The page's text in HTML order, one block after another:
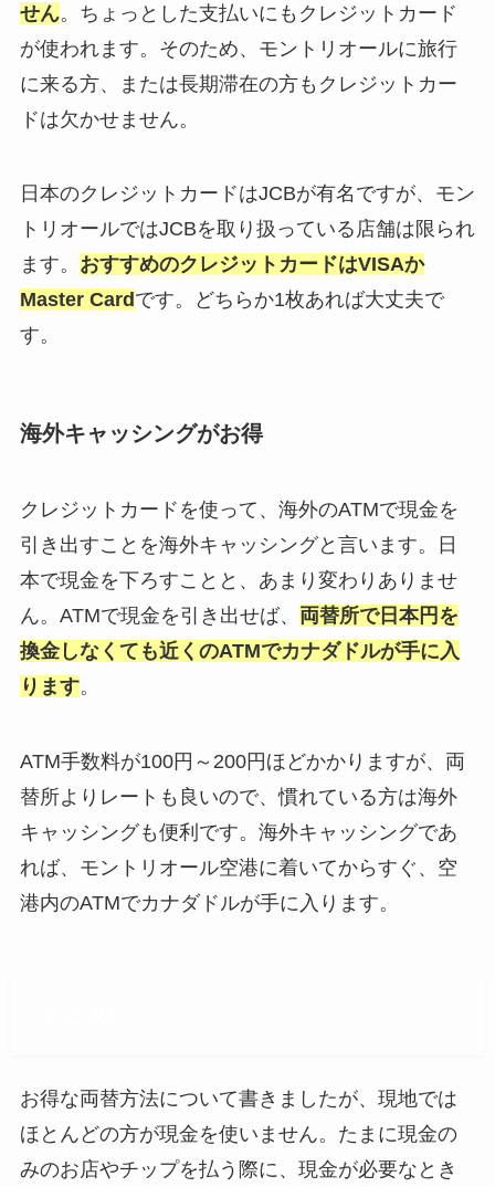
せん。ちょっとした支払いにもクレジットカード
が使われます。そのため、モントリオールに旅行
に来る方、または長期滞在の方もクレジットカー
ドは欠かせません。
日本のクレジットカードはJCBが有名ですが、モン
トリオールではJCBを取り扱っている店舗は限られ
ます。 おすすめのクレジットカードはVISAか
Master Card です。どちらか1枚あれば大丈夫で
す。
海外キャッシングがお得
クレジットカードを使って、海外のATMで現金を
引き出すことを海外キャッシングと言います。日
本で現金を下ろすことと、あまり変わりありませ
ん。ATMで現金を引き出せば、 両替所で日本円を
換金しなくても近くのATMでカナダドルが手に入
ります。
ATM手数料が100円～200円ほどかかりますが、両
替所よりレートも良いので、慣れている方は海外
キャッシングも便利です。海外キャッシングであ
れば、モントリオール空港に着いてからすぐ、空
港内のATMでカナダドルが手に入ります。
お得な両替方法について書きましたが、現地では
ほとんどの方が現金を使いません。たまに現金の
みのお店やチップを払う際に、現金が必要なとき